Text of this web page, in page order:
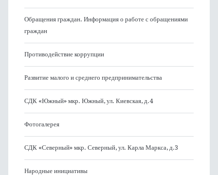
Обращения граждан. Информация о работе с обращениями
граждан
Противодействие коррупции
Развитие малого и среднего предпринимательства
СДК «Южный» мкр. Южный, ул. Киевская, д.4
Фотогалерея
СДК «Северный» мкр. Северный, ул. Карла Маркса, д.3
Народные инициативы